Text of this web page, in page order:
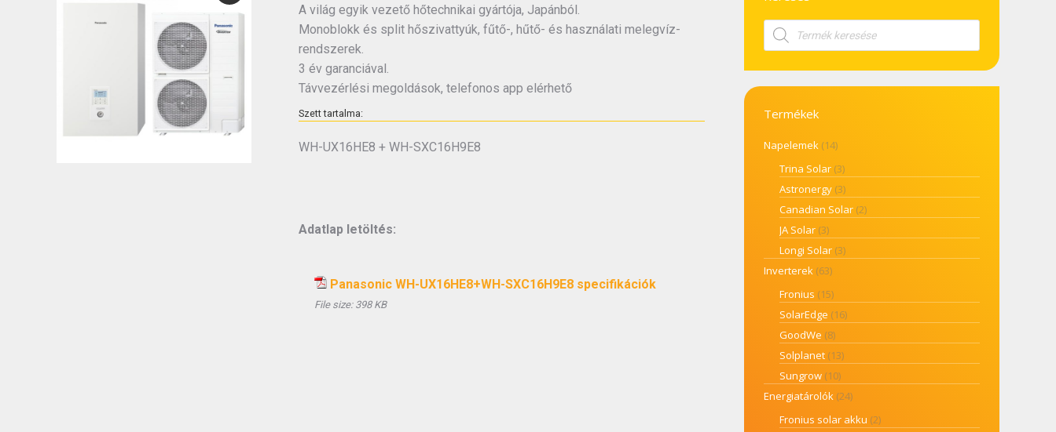
A világ egyik vezető hőtechnikai gyártója, Japánból.
Monoblokk és split hőszivattyúk, fűtő-, hűtő- és használati melegvíz-
rendszerek.
3 év garanciával.
Távvezérlési megoldások, telefonos app elérhető
Szett tartalma:
WH-UX16HE8 + WH-SXC16H9E8
Adatlap letöltés:
Panasonic WH-UX16HE8+WH-SXC16H9E8 specifikációk
File size:398 KB
Products
search
Termékek
Napelemek (14)
Trina Solar (3)
Astronergy (3)
Canadian Solar (2)
JA Solar (3)
Longi Solar (3)
Inverterek (63)
Fronius (15)
SolarEdge (16)
GoodWe (8)
Solplanet (13)
Sungrow (10)
Energiatárolók (24)
Fronius solar akku (2)